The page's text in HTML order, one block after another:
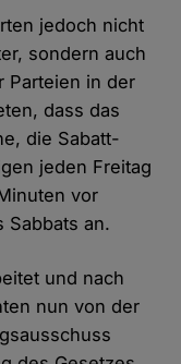
jedoch nicht
sondern auch
Parteien in der
dass das
die Sabatt-
jeden Freitag
vor
Sabbats an.
und nach
nun von der